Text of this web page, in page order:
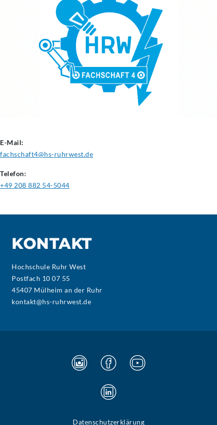
E-Mail:
fachschaft4@hs-ruhrwest.de
Telefon:
+49 208 882 54-5044
KONTAKT
Hochschule Ruhr West
Postfach 10 07 55
45407 Mülheim an der Ruhr
kontakt@hs-ruhrwest.de
Datenschutzerklärung